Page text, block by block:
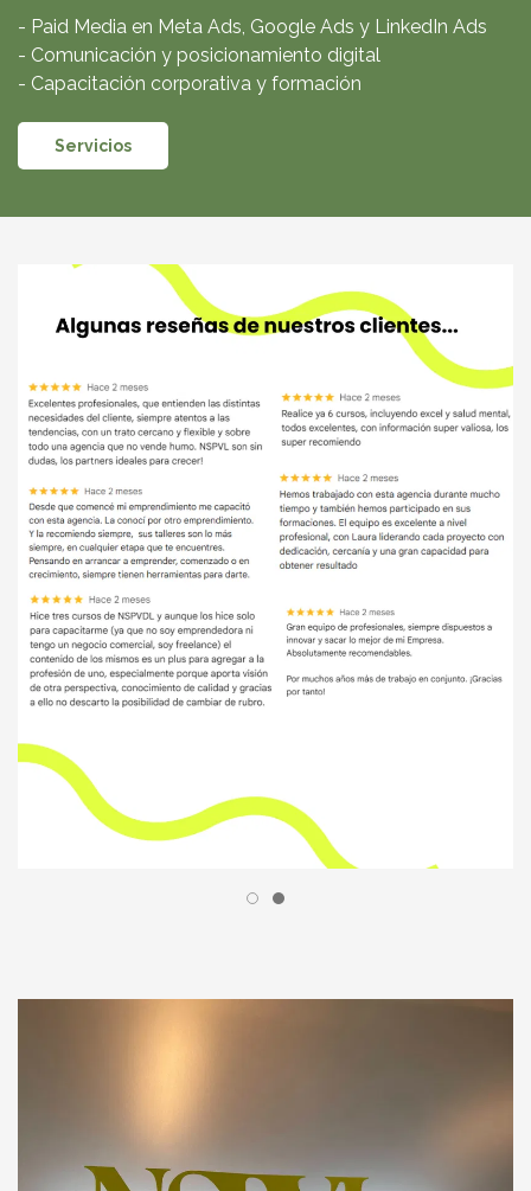
- Paid Media en Meta Ads, Google Ads y LinkedIn Ads
- Comunicación y posicionamiento digital
- Capacitación corporativa y formación
Servicios